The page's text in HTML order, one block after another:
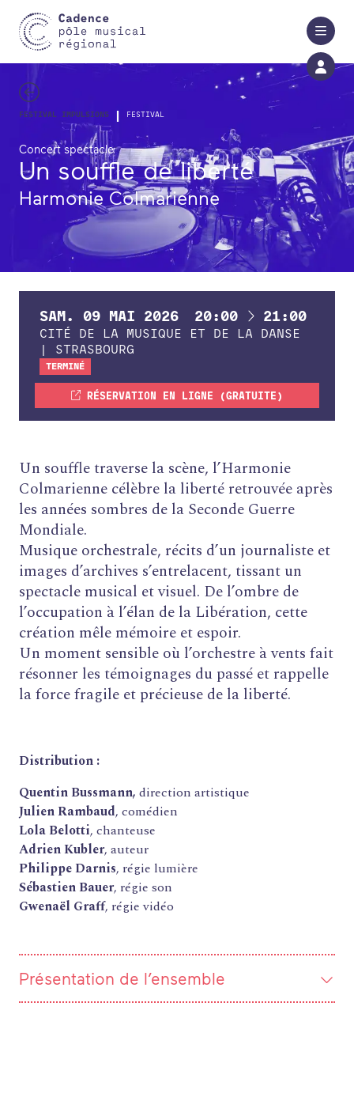
FESTIVAL IMPULSIONS | FESTIVAL
Concert spectacle
Un souffle de liberté
Harmonie Colmarienne
SAM. 09 MAI 2026 20:00 À 21:00
CITÉ DE LA MUSIQUE ET DE LA DANSE
| STRASBOURG
TERMINÉ
RÉSERVATION EN LIGNE (GRATUITE)
Un souffle traverse la scène, l’Harmonie
Colmarienne célèbre la liberté retrouvée après
les années sombres de la Seconde Guerre
Mondiale.
Musique orchestrale, récits d’un journaliste et
images d’archives s’entrelacent, tissant un
spectacle musical et visuel. De l’ombre de
l’occupation à l’élan de la Libération, cette
création mêle mémoire et espoir.
Un moment sensible où l’orchestre à vents fait
résonner les témoignages du passé et rappelle
la force fragile et précieuse de la liberté.
Distribution :
Quentin Bussmann, direction artistique
Julien Rambaud, comédien
Lola Belotti, chanteuse
Adrien Kubler, auteur
Philippe Darnis, régie lumière
Sébastien Bauer, régie son
Gwenaël Graff, régie vidéo
Présentation de l’ensemble